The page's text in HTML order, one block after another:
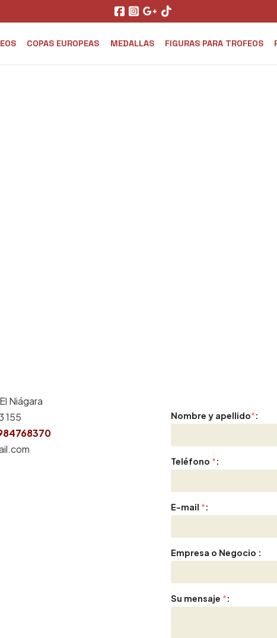
COPAS EUROPEAS MEDALLAS FIGURAS PARA TROFEOS
Niágara
155
Nombre y apellido*:
Teléfono *:
E-mail *:
Empresa o Negocio :
Su mensaje *: